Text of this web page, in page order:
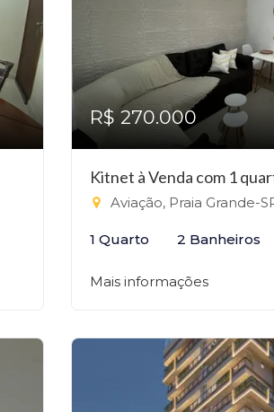
R$ 270.000
Kitnet à Venda com 1
Aviação, Praia Grande-
1 Quarto 2 Banheiros
Mais informações